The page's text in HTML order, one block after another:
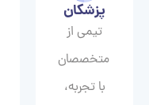
پزشکان
تیمی از
متخصصان
با تجربه،